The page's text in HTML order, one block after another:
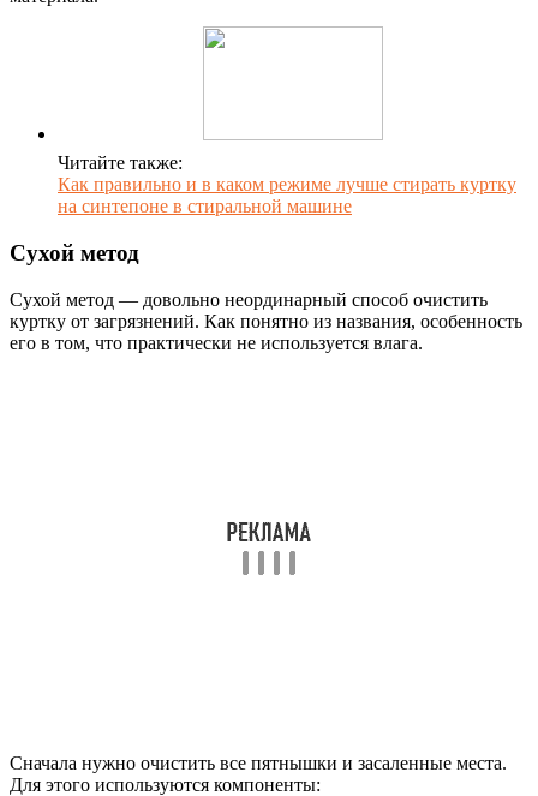
Читайте также:
Как правильно и в каком режиме лучше стирать куртку
на синтепоне в стиральной машине
Сухой метод
Сухой метод — довольно неординарный способ очистить
куртку от загрязнений. Как понятно из названия, особенность
его в том, что практически не используется влага.
Сначала нужно очистить все пятнышки и засаленные места.
Для этого используются компоненты: